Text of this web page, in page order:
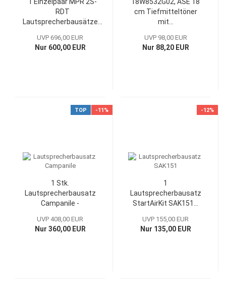
RDT
Lautsprecherbausätze...
UVP 696,00 EUR
Nur 600,00 EUR
cm Tiefmitteltöner
mit...
UVP 98,00 EUR
Nur 88,20 EUR
TOP -11%
1 Stk.
Lautsprecherbausatz
Campanile -
UVP 408,00 EUR
Nur 360,00 EUR
-12%
1
Lautsprecherbausatz
StartAirKit SAK151...
UVP 155,00 EUR
Nur 135,00 EUR